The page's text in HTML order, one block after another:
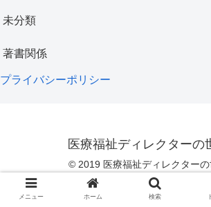
未分類
著書関係
プライバシーポリシー
医療福祉ディレクターの
© 2019 医療福祉ディレクターの
メニュー ホーム 検索